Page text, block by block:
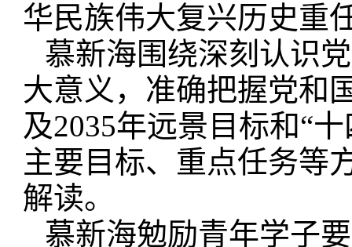
华民族伟大复兴历史重
慕新海围绕深刻认识
大意义，准确把握党和
及2035年远景目标和“
主要目标、重点任务等
解读。
慕新海勉励青年学子